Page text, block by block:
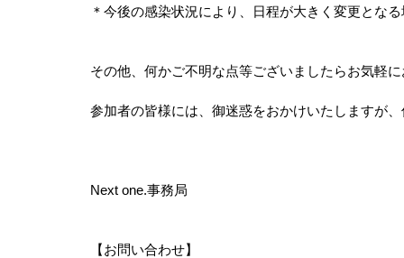
＊今後の感染状況により、日程が大きく変更とな
その他、何かご不明な点等ございましたらお気軽
参加者の皆様には、御迷惑をおかけいたしますが
Next one.事務局
【お問い合わせ】